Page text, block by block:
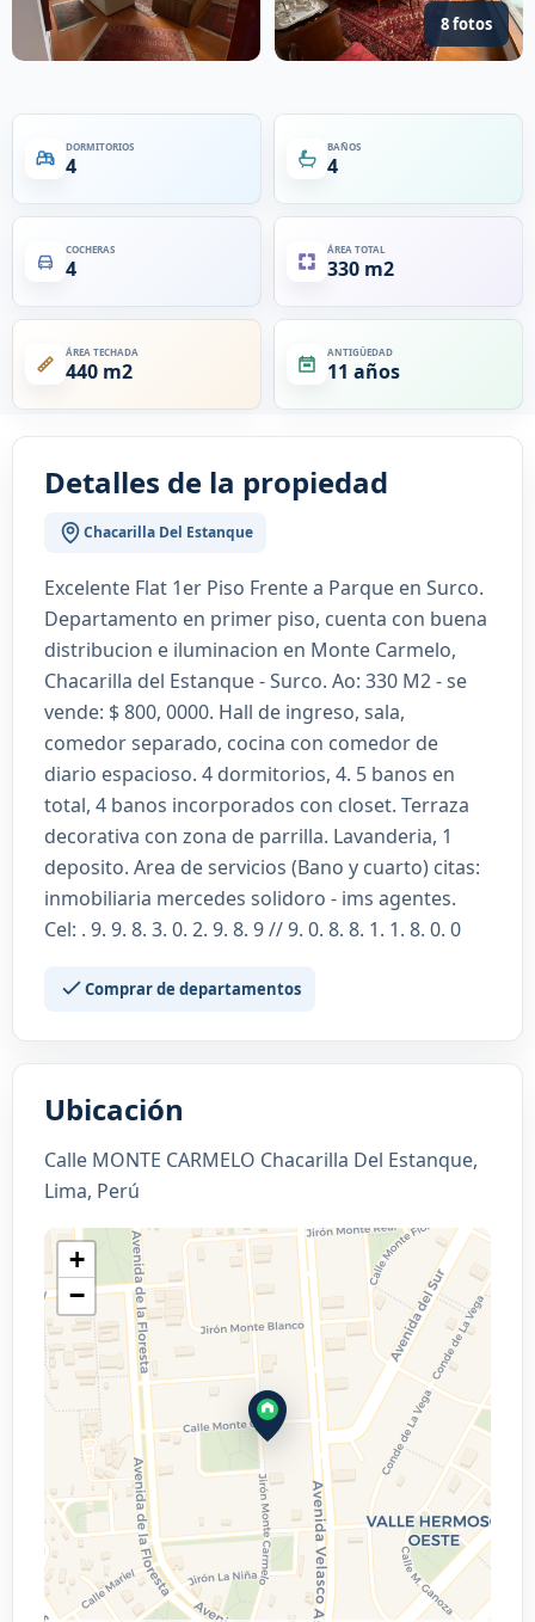
8 fotos
DORMITORIOS
4
BAÑOS
4
COCHERAS
4
ÁREA TOTAL
330 m2
ÁREA TECHADA
440 m2
ANTIGÜEDAD
11 años
Detalles de la propiedad
Chacarilla Del Estanque
Excelente Flat 1er Piso Frente a Parque en Surco.
Departamento en primer piso, cuenta con buena
distribucion e iluminacion en Monte Carmelo,
Chacarilla del Estanque - Surco. Ao: 330 M2 - se
vende: $ 800, 0000. Hall de ingreso, sala,
comedor separado, cocina con comedor de
diario espacioso. 4 dormitorios, 4. 5 banos en
total, 4 banos incorporados con closet. Terraza
decorativa con zona de parrilla. Lavanderia, 1
deposito. Area de servicios (Bano y cuarto) citas:
inmobiliaria mercedes solidoro - ims agentes.
Cel: . 9. 9. 8. 3. 0. 2. 9. 8. 9 // 9. 0. 8. 8. 1. 1. 8. 0. 0
Comprar de departamentos
Ubicación
Calle MONTE CARMELO Chacarilla Del Estanque,
Lima, Perú
+
−